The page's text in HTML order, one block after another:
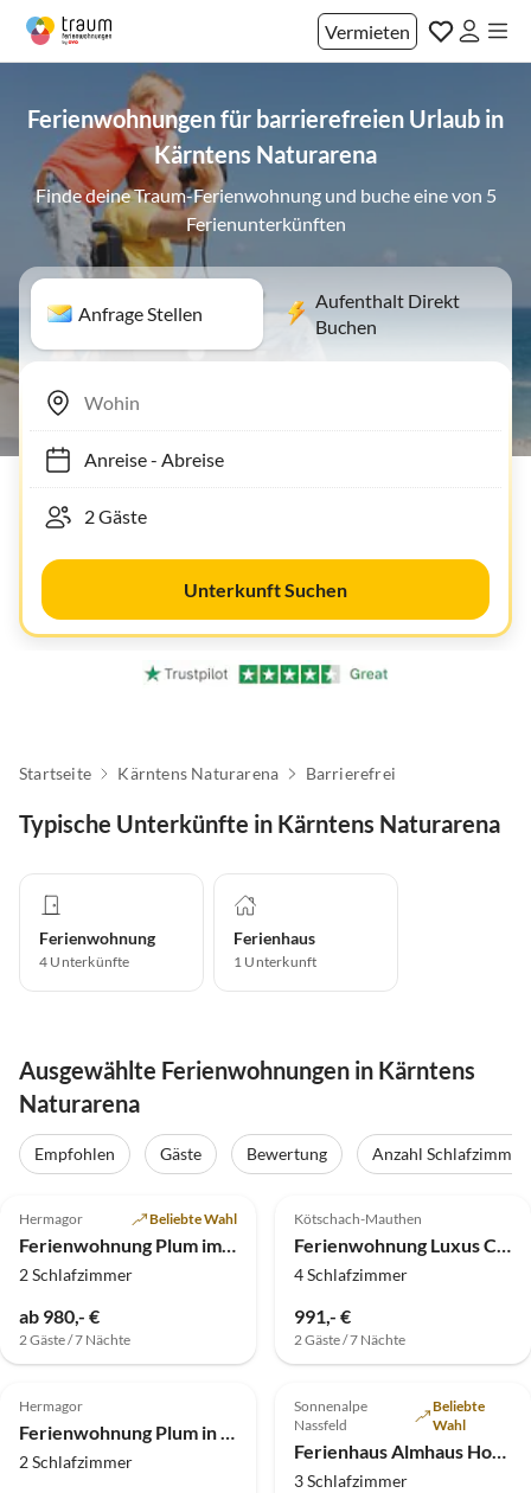
Vermieten
Ferienwohnungen für barrierefreien Urlaub in
Kärntens Naturarena
Finde deine Traum-Ferienwohnung und buche eine von 5
Ferienunterkünften
Anfrage Stellen
Aufenthalt Direkt
Buchen
Anreise- Abreise
Unterkunft Suchen
Startseite Kärntens Naturarena Barrierefrei
Typische Unterkünfte in Kärntens Naturarena
Ferienwohnung
4 Unterkünfte
Ferienhaus
1 Unterkunft
Ausgewählte Ferienwohnungen in Kärntens
Naturarena
Empfohlen Gäste Bewertung
Anzahl Schlafzimmer
Hermagor Beliebte Wahl
Ferienwohnung Plum im Erdgeschoss
2 Schlafzimmer
ab 980,- €
2 Gäste / 7 Nächte
Top-Inserat
Kötschach-Mauthen
Ferienwohnung Luxus Chalet 6
4 Schlafzimmer
991,- €
2 Gäste / 7 Nächte
5.0 (2)
Hermagor
Ferienwohnung Plum in der ersten Etage
2 Schlafzimmer
4.9 (2)
Sonnenalpe
Nassfeld
Beliebte
Wahl
Ferienhaus Almhaus Hochenwarter
3 Schlafzimmer